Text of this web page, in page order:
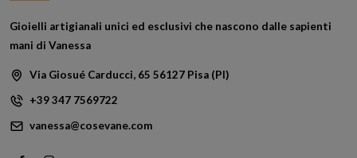
Gioielli artigianali unici ed esclusivi che nascono dalle sapienti
mani di Vanessa
Via Giosué Carducci, 65 56127 Pisa (PI)
+39 347 7569722
vanessa@cosevane.com